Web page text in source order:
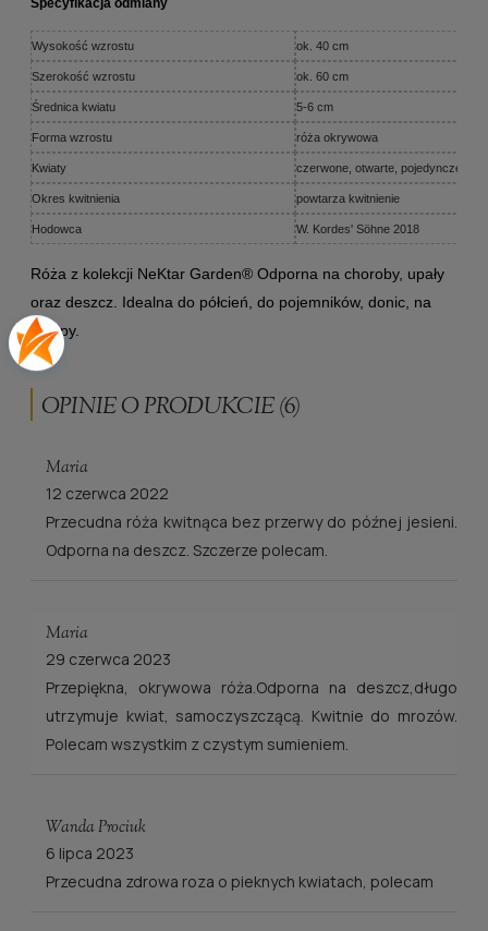
Wysokość wzrostu ok. 40 cm
Szerokość wzrostu ok. 60 cm
Średnica kwiatu 5-6 cm
Forma wzrostu róża okrywowa
Kwiaty czerwone, otwarte, pojedyncze
Okres kwitnienia powtarza kwitnienie
Hodowca W. Kordes' Söhne 2018
Róża z kolekcji NeKtar Garden® Odporna na choroby, upały
oraz deszcz. Idealna do półcień, do pojemników, donic, na
skarpy.
OPINIE O PRODUKCIE (6)
Maria
12 czerwca 2022
Przecudna róża kwitnąca bez przerwy do późnej jesieni.
Odporna na deszcz. Szczerze polecam.
Maria
29 czerwca 2023
Przepiękna, okrywowa róża.Odporna na deszcz,długo
utrzymuje kwiat, samoczyszczącą. Kwitnie do mrozów.
Polecam wszystkim z czystym sumieniem.
Wanda Prociuk
6 lipca 2023
Przecudna zdrowa roza o pieknych kwiatach, polecam